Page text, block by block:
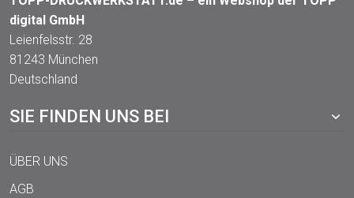
digital GmbH
Leienfelsstr. 28
81243 München
Deutschland
SIE FINDEN UNS BEI
ÜBER UNS
AGB